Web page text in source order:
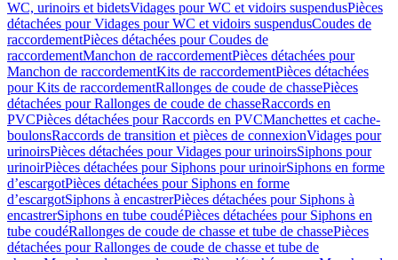
WC, urinoirs et bidetsVidages pour WC et vidoirs suspendusPièces
détachées pour Vidages pour WC et vidoirs suspendusCoudes de
raccordementPièces détachées pour Coudes de
raccordementManchon de raccordementPièces détachées pour
Manchon de raccordementKits de raccordementPièces détachées
pour Kits de raccordementRallonges de coude de chassePièces
détachées pour Rallonges de coude de chasseRaccords en
PVCPièces détachées pour Raccords en PVCManchettes et cache-
boulonsRaccords de transition et pièces de connexionVidages pour
urinoirsPièces détachées pour Vidages pour urinoirsSiphons pour
urinoirPièces détachées pour Siphons pour urinoirSiphons en forme
d’escargotPièces détachées pour Siphons en forme
d’escargotSiphons à encastrerPièces détachées pour Siphons à
encastrerSiphons en tube coudéPièces détachées pour Siphons en
tube coudéRallonges de coude de chasse et tube de chassePièces
détachées pour Rallonges de coude de chasse et tube de